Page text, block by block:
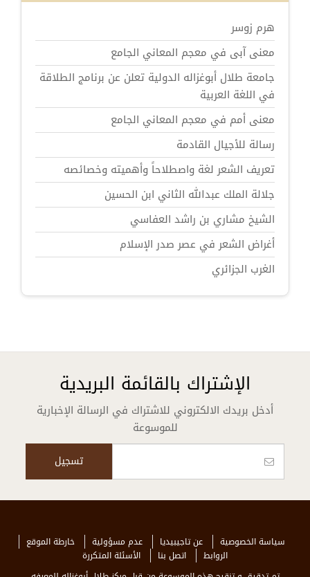
هرم زوسر
معنى آبى في معجم المعاني الجامع
جامعة طلال أبوغزاله الدولية تعلن عن برنامج الطلاقة
في اللغة العربية
معنى أمم في معجم المعاني الجامع
رسالة للأجيال القادمة
تعريف الشعر لغة واصطلاحاً وأهميته وخصائصه
جلالة الملك عبدالله الثاني ابن الحسين
الشيخ مشاري بن راشد العفاسي
أغراض الشعر في عصر صدر الإسلام
الغرب الجزائري
الإشتراك بالقائمة البريدية
أدخل بريدك الالكتروني للاشتراك في الرسالة الإخبارية
للموسوعة
سياسة الخصوصية عن تاجيبيديا عدم مسؤولية
خارطة الموقع
الروابط
اتصل بنا
الأسئلة المتكررة